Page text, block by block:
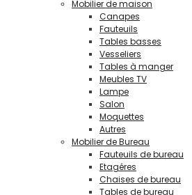
Mobilier de maison
Canapes
Fauteuils
Tables basses
Vesseliers
Tables à manger
Meubles TV
Lampe
Salon
Moquettes
Autres
Mobilier de Bureau
Fauteuils de bureau
Etagéres
Chaises de bureau
Tables de bureau